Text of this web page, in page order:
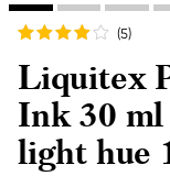
(5)
Liquitex
Ink 30
light hue